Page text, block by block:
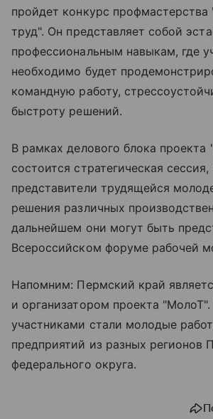
пройдет конкурс
труд". Он представляет собой
профессиональным навыкам, где
необходимо будет
командную работу,
быстроту решений.
В рамках делового блока проекта
состоится стратегическая
представители трудящейся
решения различных
дальнейшем они могут быть
Всероссийском форуме рабочей
Напомним: Пермский край
и организатором проекта
участниками стали молодые
предприятий из разных регионов
федерального округа.